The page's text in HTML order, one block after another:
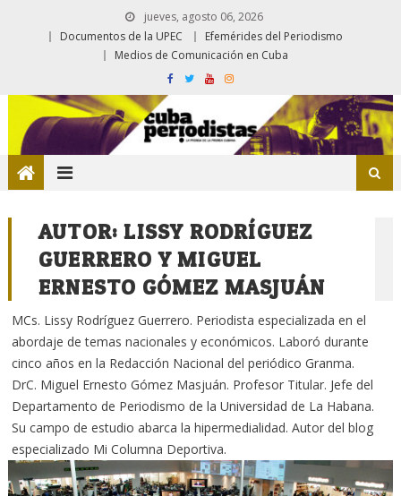
jueves, agosto 06, 2026
Documentos de la UPEC
Efemérides del Periodismo
Medios de Comunicación en Cuba
AUTOR:LISSY RODRÍGUEZ
GUERRERO Y MIGUEL
ERNESTO GÓMEZ MASJUÁN
MCs. Lissy Rodríguez Guerrero. Periodista especializada en el
abordaje de temas nacionales y económicos. Laboró durante
cinco años en la Redacción Nacional del periódico Granma.
DrC. Miguel Ernesto Gómez Masjuán. Profesor Titular. Jefe del
Departamento de Periodismo de la Universidad de La Habana.
Su campo de estudio abarca la hipermedialidad. Autor del blog
especializado Mi Columna Deportiva.